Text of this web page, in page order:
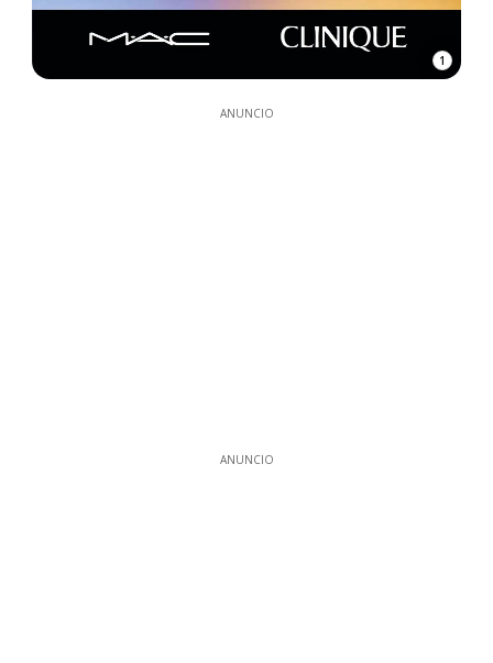
1
ANUNCIO
ANUNCIO